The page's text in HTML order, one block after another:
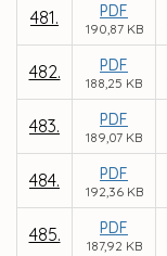
481. PDF
190,87 KB
482. PDF
188,25 KB
483. PDF
189,07 KB
484. PDF
192,36 KB
485. PDF
187,92 KB